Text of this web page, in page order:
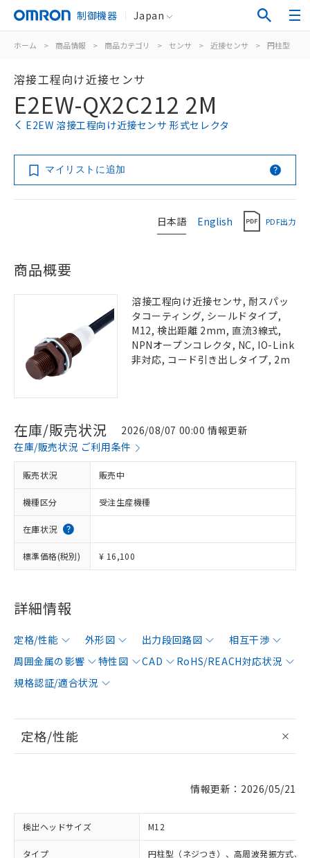
制御機器 Japan
ホーム > 商品情報 > 商品カテゴリ > センサ > 近接センサ > 円柱型
溶接工程向け近接センサ
E2EW-QX2C212 2M
E2EW 溶接工程向け近接センサ 形式セレクタ
マイリストに追加
日本語 English PDF出力
商品概要
溶接工程向け近接センサ, 耐スパッ
タコーティング, シールドタイプ,
M12, 検出距離 2mm, 直流3線式,
NPNオープンコレクタ, NC, IO-Link
非対応, コード引き出しタイプ, 2m
在庫/販売状況
2026/08/07 00:00 情報更新
在庫/販売状況 ご利用条件
販売状況 販売中
機種区分 受注生産機種
在庫状況
標準価格(税別) ¥ 16,100
詳細情報
定格/性能 外形図 出力段回路図
相互干渉
周囲金属の影響
特性図 CAD
RoHS/REACH対応状況
規格認証/適合状況
定格/性能
情報更新：2026/05/21
検出ヘッドサイズ M12
タイプ 円柱型（ネジつき）、高周波発振方式、